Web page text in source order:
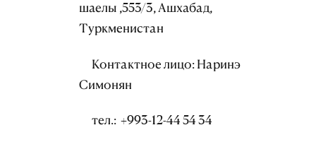
шаелы ,553/3, Ашхабад,
Туркменистан
Контактное лицо: Наринэ
Симонян
тел.: +993-12-44 54 34